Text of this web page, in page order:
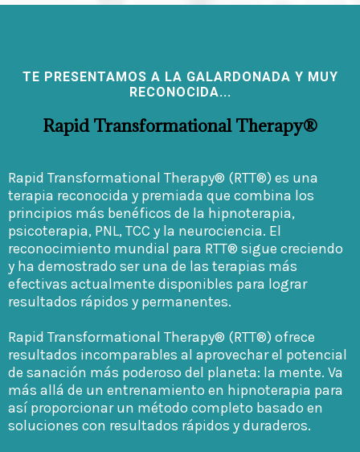
TE PRESENTAMOS A LA GALARDONADA Y MUY
RECONOCIDA...
Rapid Transformational Therapy®
Rapid Transformational Therapy® (RTT®) es una
terapia reconocida y premiada que combina los
principios más benéficos de la hipnoterapia,
psicoterapia, PNL, TCC y la neurociencia. El
reconocimiento mundial para RTT® sigue creciendo
y ha demostrado ser una de las terapias más
efectivas actualmente disponibles para lograr
resultados rápidos y permanentes.
Rapid Transformational Therapy® (RTT®) ofrece
resultados incomparables al aprovechar el potencial
de sanación más poderoso del planeta: la mente. Va
más allá de un entrenamiento en hipnoterapia para
así proporcionar un método completo basado en
soluciones con resultados rápidos y duraderos.